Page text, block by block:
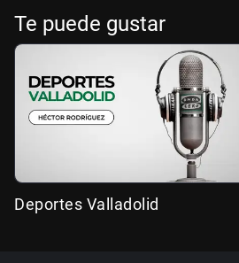
Te puede gustar
Deportes Valladolid